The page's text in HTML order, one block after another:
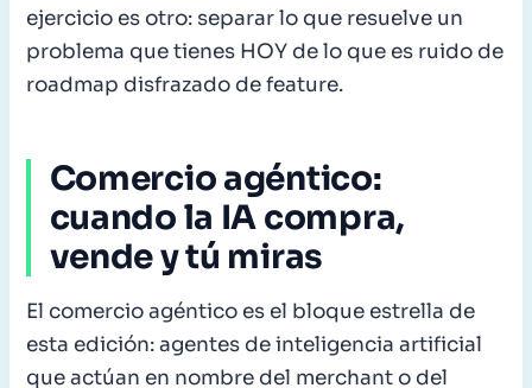
ejercicio es otro: separar lo que resuelve un
problema que tienes HOY de lo que es ruido de
roadmap disfrazado de feature.
Comercio agéntico:
cuando la IA compra,
vende y tú miras
El comercio agéntico es el bloque estrella de
esta edición: agentes de inteligencia artificial
que actúan en nombre del merchant o del